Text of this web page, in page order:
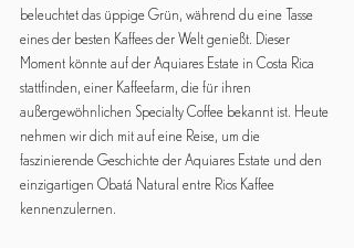
beleuchtet das üppige Grün, während du eine Tasse
eines der besten Kaffees der Welt genießt. Dieser
Moment könnte auf der Aquiares Estate in Costa Rica
stattfinden, einer Kaffeefarm, die für ihren
außergewöhnlichen Specialty Coffee bekannt ist. Heute
nehmen wir dich mit auf eine Reise, um die
faszinierende Geschichte der Aquiares Estate und den
einzigartigen Obatá Natural entre Rios Kaffee
kennenzulernen.